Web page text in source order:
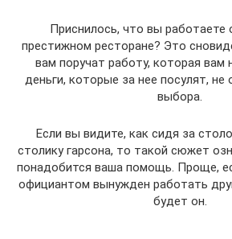
Приснилось, что вы работаете
престижном ресторане? Это
вам поручат работу, которая вам
деньги, которые за нее посулят, не
выбора.
Если вы видите, как сидя за
столику гарсона, то такой сюжет
понадобится ваша помощь. Проще,
официантом вынужден работать
будет он.